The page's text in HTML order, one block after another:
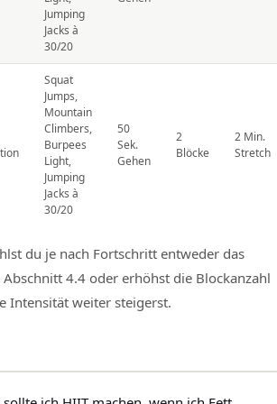
Jumping
Jacks à
30/20
Squat
Jumps,
Mountain
Climbers,
Burpees
Light,
Jumping
Jacks à
30/20
50
Sek.
Gehen
2
Blöcke
2 Min.
Stretch
du je nach Fortschritt entweder das
4.4 oder erhöhst die Blockanzahl
Intensität weiter steigerst.